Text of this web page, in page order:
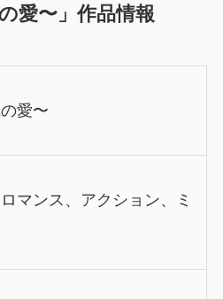
愛〜」作品情報
愛〜
マンス、アクション、ミ